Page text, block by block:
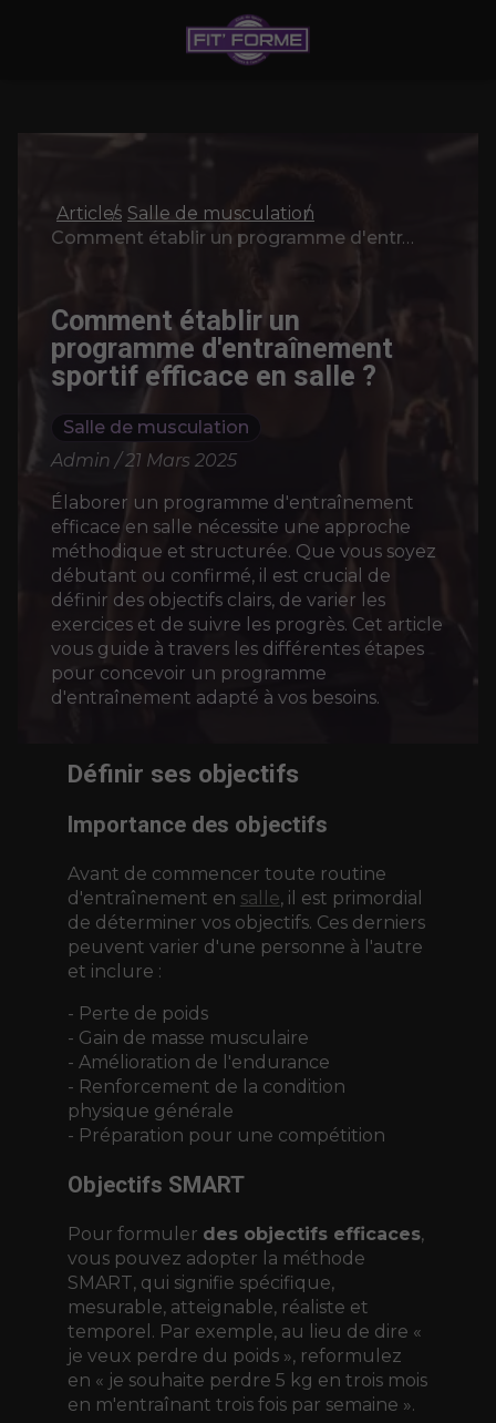
Articles Salle de musculation
Comment établir un programme d'entraînement sportif efficace en salle ?
Comment établir un
programme d'entraînement
sportif efficace en salle ?
Salle de musculation
Admin / 21 Mars 2025
Élaborer un programme d'entraînement
efficace en salle nécessite une approche
méthodique et structurée. Que vous soyez
débutant ou confirmé, il est crucial de
définir des objectifs clairs, de varier les
exercices et de suivre les progrès. Cet article
vous guide à travers les différentes étapes
pour concevoir un programme
d'entraînement adapté à vos besoins.
Définir ses objectifs
Importance des objectifs
Avant de commencer toute routine
d'entraînement en salle, il est primordial
de déterminer vos objectifs. Ces derniers
peuvent varier d'une personne à l'autre
et inclure :
- Perte de poids
- Gain de masse musculaire
- Amélioration de l'endurance
- Renforcement de la condition
physique générale
- Préparation pour une compétition
Objectifs SMART
Pour formuler des objectifs efficaces,
vous pouvez adopter la méthode
SMART, qui signifie spécifique,
mesurable, atteignable, réaliste et
temporel. Par exemple, au lieu de dire «
je veux perdre du poids », reformulez
en « je souhaite perdre 5 kg en trois mois
en m'entraînant trois fois par semaine ».